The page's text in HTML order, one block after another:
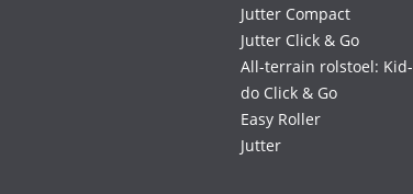
Jutter Compact
Jutter Click & Go
All-terrain rolstoel: Kid-
do Click & Go
Easy Roller
Jutter